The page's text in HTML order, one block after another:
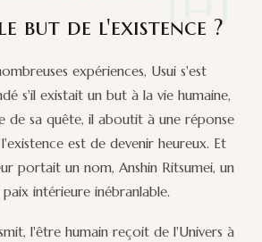
but de l'existence ?
expériences, Usui s'est
s'il existait un but à la vie humaine,
de sa quête, il aboutit à une réponse
est de devenir heureux. Et
portait un nom, Anshin Ritsumei, un
intérieure inébranlable.
l'être humain reçoit de l'Univers à